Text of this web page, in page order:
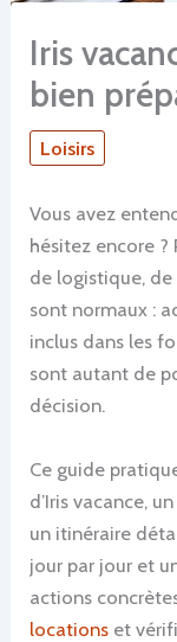
Iris
bien
Loisirs
Vous avez
hésitez encore ?
de logistique,
sont normaux :
inclus dans les
sont autant de
décision.
Ce guide
d’Iris vacance,
un itinéraire
jour par jour et
actions
locations et